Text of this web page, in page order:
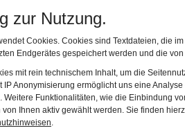
zur Nutzung.
Cookies. Cookies sind Textdateien, die
Endgerätes gespeichert werden und die
mit rein technischem Inhalt, um die
IP Anonymisierung ermöglicht uns eine
Weitere Funktionalitäten, wie die Einbindung
Ihnen aktiv gewählt werden. Sie finden
.
in Biosphärenregion BGL
Teisenberg und die Zeit der
Mitglieder
Hauptversammlung freuen